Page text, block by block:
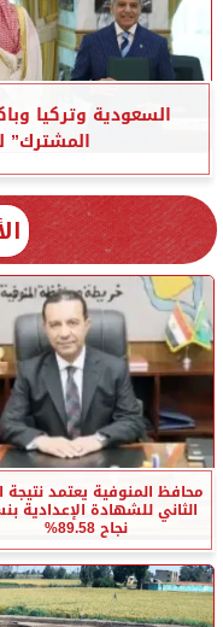
السعودية وتركيا
المشترك”
محافظ المنوفية يعتمد نتيجة
الثاني للشهادة الإعدادية
نجاح 89.58%